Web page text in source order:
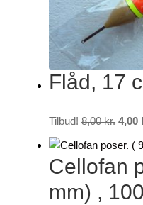
Flåd, 17
Tilbud! 8,00kr.
Den
pris
var:
8,00
4,00
Cellofan
mm) ,